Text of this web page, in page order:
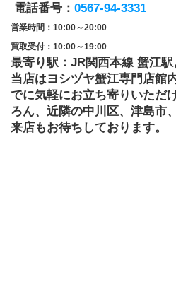
電話番号： 0567-94-3331
営業時間：10:00～20:00
買取受付：10:00～19:00
最寄り駅：JR関西本線 蟹江
当店はヨシヅヤ蟹江専門店館
でに気軽にお立ち寄りいただ
ろん、近隣の中川区、津島市
来店もお待ちしております。